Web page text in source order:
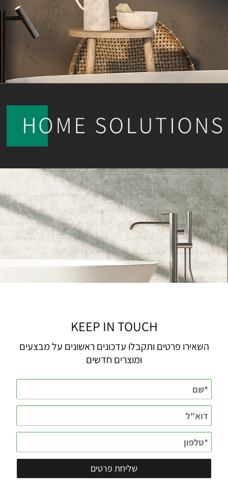
KEEP IN TOUCH
השאירו פרטים ותקבלו עדכונים ראשונים על מבצעים
ומוצרים חדשים